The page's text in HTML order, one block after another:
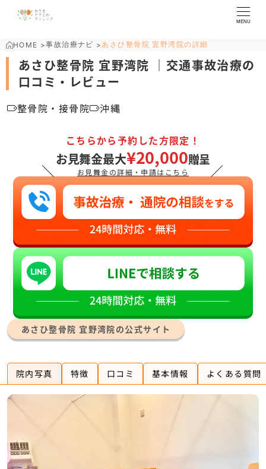
MENU
HOME >事故治療ナビ >あさひ整骨院 宜野湾院の詳細
あさひ整骨院 宜野湾院 ｜交通事故治療の
口コミ・レビュー
整骨院・接骨院 沖縄
＼
こちらから予約した方限定！
お見舞金最大¥20,000贈呈
お見舞金の詳細・申請はこちら ／
あさひ整骨院 宜野湾院の公式サイト
院内写真 特徴 口コミ 基本情報 よくある質問